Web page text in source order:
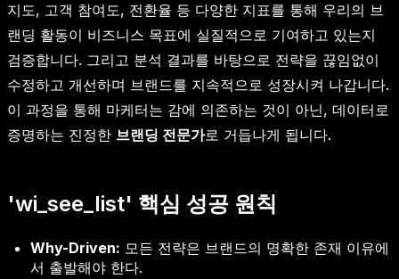
지도, 고객 참여도, 전환율 등 다양한 지표를 통해 우리의 브
랜딩 활동이 비즈니스 목표에 실질적으로 기여하고 있는지
검증합니다. 그리고 분석 결과를 바탕으로 전략을 끊임없이
수정하고 개선하며 브랜드를 지속적으로 성장시켜 나갑니다.
이 과정을 통해 마케터는 감에 의존하는 것이 아닌, 데이터로
증명하는 진정한 브랜딩 전문가로 거듭나게 됩니다.
'wi_see_list' 핵심 성공 원칙
Why-Driven: 모든 전략은 브랜드의 명확한 존재 이유에
서 출발해야 한다.